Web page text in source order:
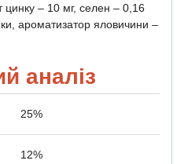
цинку – 10 мг, селен – 0,16
ароматизатор яловичини –
аналіз
25%
12%